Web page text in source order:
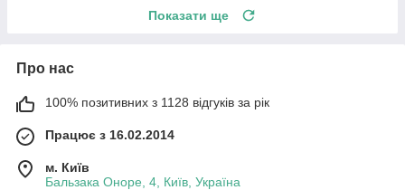
Показати ще
Про нас
100% позитивних з 1128 відгуків за рік
Працює з 16.02.2014
м. Київ
Бальзака Оноре, 4, Київ, Україна